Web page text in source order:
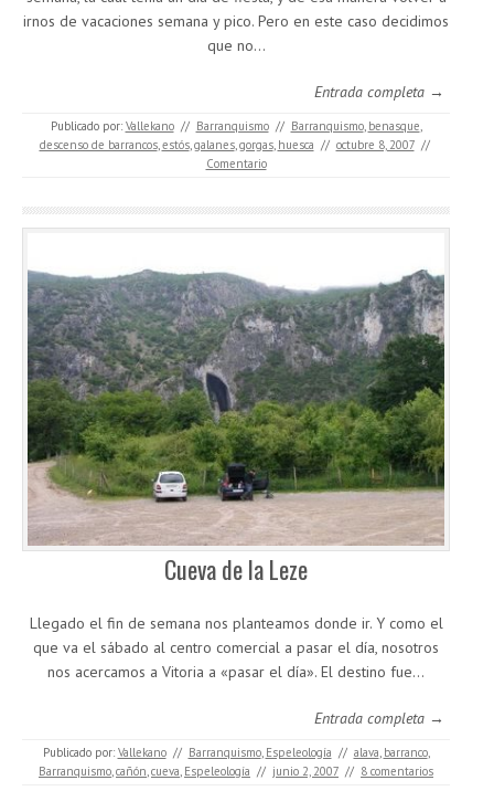
irnos de vacaciones semana y pico. Pero en este caso decidimos
que no…
Entrada completa →
Publicado por: Vallekano // Barranquismo // Barranquismo, benasque
descenso de barrancos, estós, galanes, gorgas, huesca // octubre 8, 2007 //
Comentario
Cueva de la Leze
Llegado el fin de semana nos planteamos donde ir. Y como el
que va el sábado al centro comercial a pasar el día, nosotros
nos acercamos a Vitoria a «pasar el día». El destino fue…
Entrada completa →
Publicado por: Vallekano // Barranquismo, Espeleología // alava, barranco,
Barranquismo,cañón,cueva, Espeleología // junio 2, 2007 // 8 comentarios